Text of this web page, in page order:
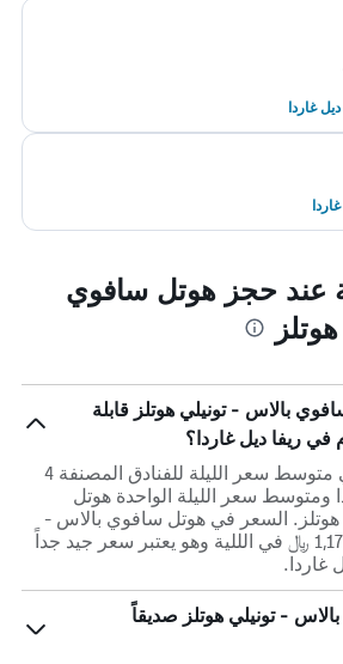
غاردا
عند حجز هوتل سافوي
بالاس - تونيلي هوتلز قابلة
هناك فرق يبلغ 36% في متوسط ​​سعر الليلة للفنادق المصنفة 4
ومتوسط ​​سعر الليلة الواحدة هوتل
هوتلز. السعر في هوتل سافوي بالاس -
تونيلي هوتلز هو فقط 1,173 ﷼ في الللية وهو يعتبر سعر جيد جداً
غاردا.
- تونيلي هوتلز صديقاً